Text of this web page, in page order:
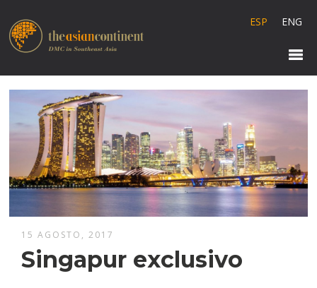
ESP ENG
15 AGOSTO, 2017
Singapur exclusivo